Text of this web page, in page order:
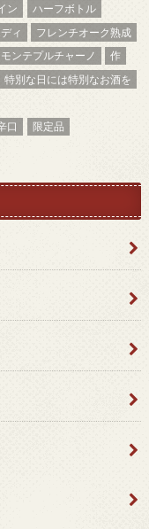
ン
ハーフボトル
ィ
フレンチオーク熟成
モンテプルチャーノ
作
特別な日には特別なお酒を
口
限定品